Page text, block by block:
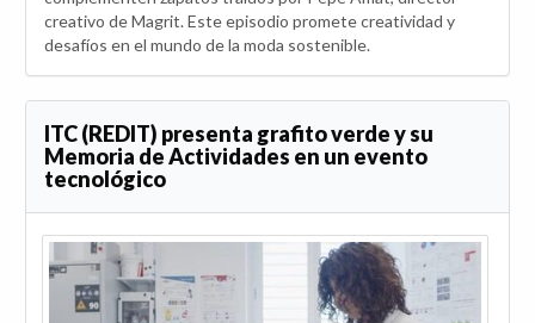
creativo de Magrit. Este episodio promete creatividad y
desafíos en el mundo de la moda sostenible.
ITC (REDIT) presenta grafito verde y su
Memoria de Actividades en un evento
tecnológico